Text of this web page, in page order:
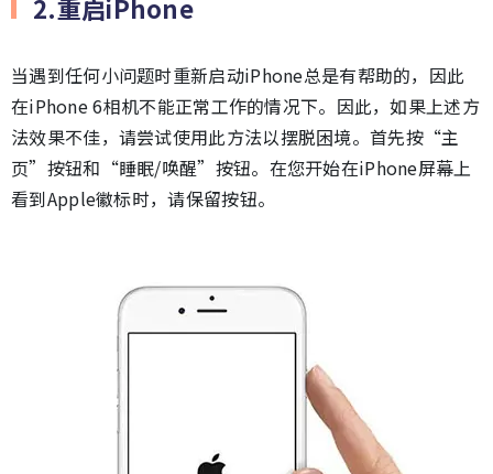
2.重启iPhone
当遇到任何小问题时重新启动iPhone总是有帮助的，因此
在iPhone 6相机不能正常工作的情况下。因此，如果上述方
法效果不佳，请尝试使用此方法以摆脱困境。首先按“主
页”按钮和“睡眠/唤醒”按钮。在您开始在iPhone屏幕上
看到Apple徽标时，请保留按钮。